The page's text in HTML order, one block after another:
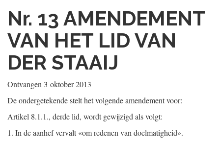
Nr. 13 AMENDEMENT
VAN HET LID VAN
DER STAAIJ
Ontvangen 3 oktober 2013
De ondergetekende stelt het volgende amendement voor:
Artikel 8.1.1., derde lid, wordt gewijzigd als volgt:
1. In de aanhef vervalt «om redenen van doelmatigheid».